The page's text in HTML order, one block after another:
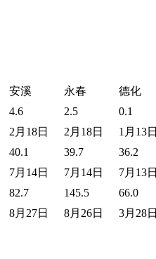
安溪 永春
德化
4.6 2.5
0.1
2月18日 2月18日
1月13日
40.1 39.7
36.2
7月14日 7月14日
7月13日
82.7 145.5
66.0
8月27日 8月26日
3月28日